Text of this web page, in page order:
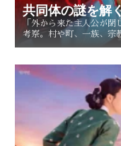
共同体の謎を解
「外から来た主人公が
考察。村や町、一族、宗